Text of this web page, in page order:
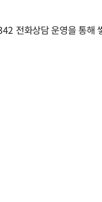
전화상담 운영을 통